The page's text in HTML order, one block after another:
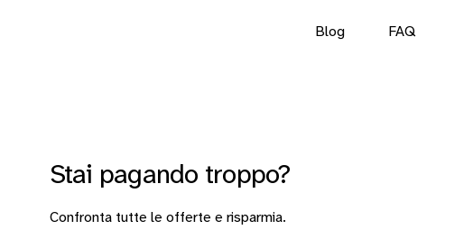
Blog FAQ
Stai pagando troppo?
Confronta tutte le offerte e risparmia.